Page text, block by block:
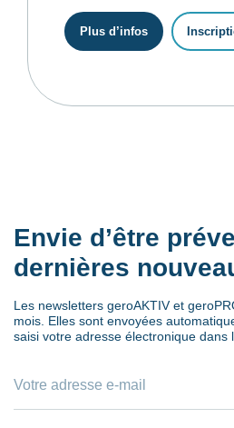
Plus d’infos
Envie d’être
dernières
Les newsletters geroAKTIV et
mois. Elles sont envoyées
saisi votre adresse électronique dans